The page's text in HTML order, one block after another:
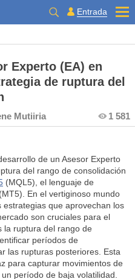
Entrada
Experto (EA) en
de ruptura del
Mutiiria 1 581
de un Asesor Experto
del rango de consolidación
(MQL5), el lenguaje de
(MT5). En el vertiginoso mundo
que aprovechan los
son cruciales para el
la ruptura del rango de
períodos de
las rupturas posteriores. Esta
para capturar movimientos de
período de baja volatilidad.